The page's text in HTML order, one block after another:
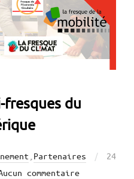
du
Partenaires
24
commentaire